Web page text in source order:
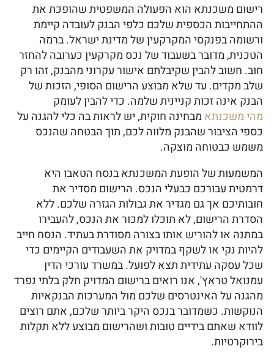
רישום משכנתא הוא הפעולה המשפטית שהופכת את
ההתחייבות הכספית שלכם כלפי הבנק לעובדה קיימת
ורשומה בפנקסי המקרקעין של מדינת ישראל. ברמה
הטכנית, מדובר בשעבוד של נכס מקרקעין כערובה להחזר
חוב. חשוב להבין שקיבלתם אישור עקרוני מהבנק, זהו רק
שלב מקדים. עד שלא מבוצע הרישום הסופי, הזכות של
הבנק אינה זכות קניינית שלמה. כדי להבין לעומק
מהי משכנתא מבחינה חוקית, יש לראות בה כלי להגנה על
כספי הציבור שהבנק מלווה לכם, תוך הבטחה שהנכס
משמש כבטוחה מוצקה.
המשמעות של הופעת המשכנתא בנסח הטאבו היא
דרמטית עבורכם כבעלי הנכס. הרישום מסדיר את
חובותיכם אך גם מגדיר את גבולות הגזרה שלכם. ללא
הסדרת הרישום, לא תוכלו למכור את הנכס, להעבירו
במתנה או להוריש אותו בצורה מסודרת בעתיד. הנסח חייב
להיות נקי או לשקף במדויק את השעבודים הקיימים כדי
שכל עסקה עתידית תצא לפועל. במשרד עורכי הדין
עמנואל טראץ', אנו רואים ברישום המדויק חלק בלתי נפרד
מהגנה על האינטרסים שלכם מול המערכות הבנקאיות
הנוקשות. כשמדובר בנכס היקר ביותר שלכם, אתם רוצים
לוודא שאתם בידיים טובות ושהרישום מבוצע ללא תקלות
בירוקרטיות.